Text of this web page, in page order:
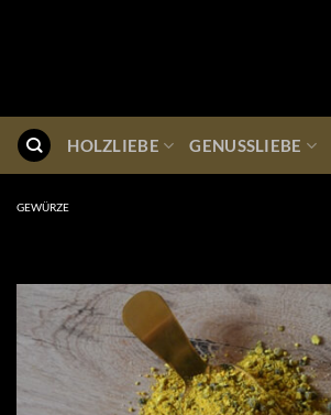
HOLZLIEBE GENUSSLIEBE
GEWÜRZE